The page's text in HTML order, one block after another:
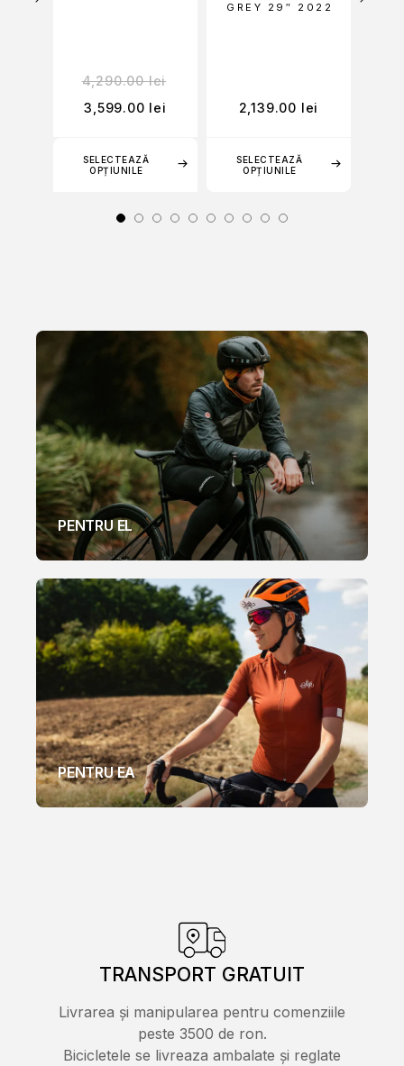
SELECTEAZĂ
OPȚIUNILE
4,290.00lei
3,599.00 lei
SELECTEAZĂ
OPȚIUNILE
GREY 29″ 2022
2,139.00 lei
PENTRU EL
PENTRU EA
TRANSPORT GRATUIT
Livrarea și manipularea pentru comenziile
peste 3500 de ron.
Bicicletele se livreaza ambalate și reglate